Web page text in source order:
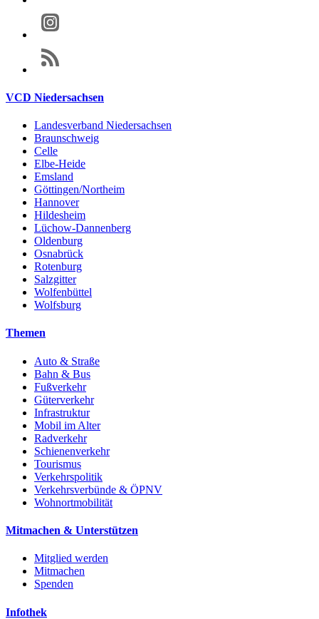
VCD Niedersachsen
Landesverband Niedersachsen
Braunschweig
Celle
Elbe-Heide
Emsland
Göttingen/Northeim
Hannover
Hildesheim
Lüchow-Dannenberg
Oldenburg
Osnabrück
Rotenburg
Salzgitter
Wolfenbüttel
Wolfsburg
Themen
Auto & Straße
Bahn & Bus
Fußverkehr
Güterverkehr
Infrastruktur
Mobil im Alter
Radverkehr
Schienenverkehr
Tourismus
Verkehrspolitik
Verkehrsverbünde & ÖPNV
Wohnortmobilität
Mitmachen & Unterstützen
Mitglied werden
Mitmachen
Spenden
Infothek